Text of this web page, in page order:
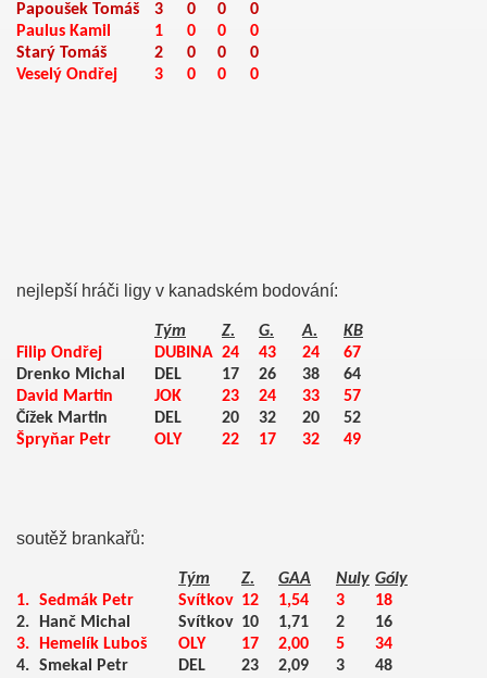
Papoušek Tomáš
3 0 0
0
Paulus Kamil
1 0 0
0
Starý Tomáš
2 0 0
0
Veselý Ondřej
3 0 0 0
nejlepší hráči ligy v kanadském bodování:
Tým Z. G. A.
KB
Filip Ondřej
DUBINA 24 43 24
67
Drenko Michal
DEL 17 26 38
64
David Martin
JOK 23 24 33
57
Čížek Martin
DEL 20 32 20
52
Špryňar Petr
OLY 22 17 32 49
soutěž brankařů:
Tým Z. GAA Nuly Góly
1. Sedmák Petr Svítkov 12 1,54 3
18
2.
Hanč Michal Svítkov 10 1,71 2
16
3.
Hemelík Luboš OLY 17 2,00 5
34
4. Smekal Petr DEL 23 2,09 3
48